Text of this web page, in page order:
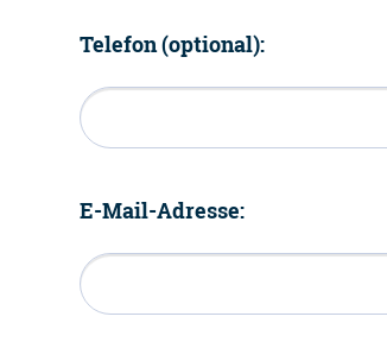
Telefon (optional):
E-Mail-Adresse: